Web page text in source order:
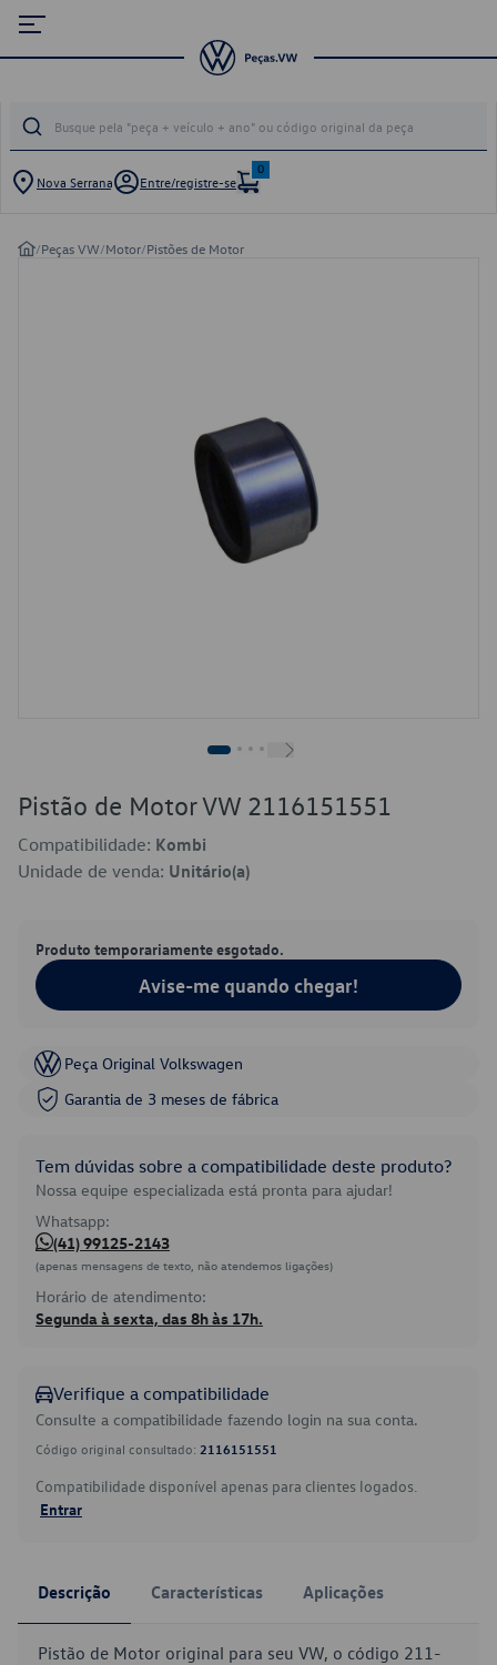
Nova Serrana Entre/registre-se
0
/Peças VW/Motor/Pistões de Motor
Pistão de Motor VW 2116151551
Compatibilidade: Kombi
Unidade de venda: Unitário(a)
Produto temporariamente esgotado.
Avise-me quando chegar!
Peça Original Volkswagen
Garantia de 3 meses de fábrica
Tem dúvidas sobre a compatibilidade deste produto?
Nossa equipe especializada está pronta para ajudar!
Whatsapp:
(41) 99125-2143
(apenas mensagens de texto, não atendemos ligações)
Horário de atendimento:
Segunda à sexta, das 8h às 17h.
Verifique a compatibilidade
Consulte a compatibilidade fazendo login na sua conta.
Código original consultado: 2116151551
Compatibilidade disponível apenas para clientes logados.
Entrar
Descrição Características Aplicações
Pistão de Motor original para seu VW, o código 211-